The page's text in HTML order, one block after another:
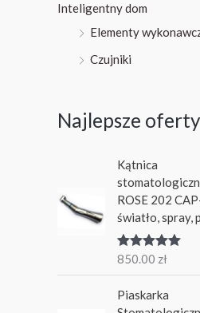
Inteligentny dom
Elementy
Czujniki
Najlepsze oferty
Kątnica
ROSE 202
światło, spray,
Oceniono
850.00 zł
Piaskarka